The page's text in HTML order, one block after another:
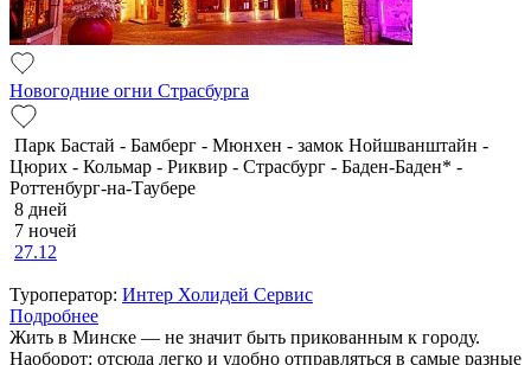
Новогодние огни Страсбурга
Парк Бастай - Бамберг - Мюнхен - замок Нойшванштайн -
Цюрих - Кольмар - Риквир - Страсбург - Баден-Баден* -
Роттенбург-на-Таубере
8 дней
7 ночей
27.12
Туроператор: Интер Холидей Сервис
Подробнее
Жить в Минске — не значит быть прикованным к городу.
Наоборот: отсюда легко и удобно отправляться в самые разные